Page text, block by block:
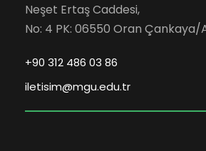
Neşet Ertaş Caddesi,
No: 4 PK: 06550 Oran Çankaya/
+90 312 486 03 86
iletisim@mgu.edu.tr